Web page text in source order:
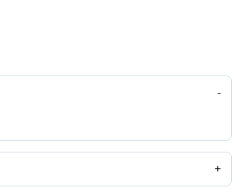
-
+
को खोजने के लिए Tradeindia का भी उपयोग कर सकते हैं।